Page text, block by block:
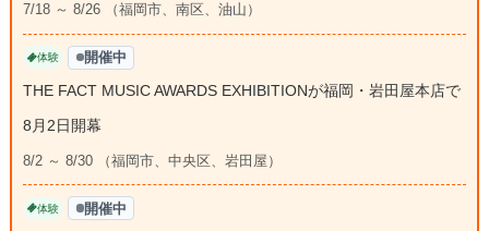
7/18 ～ 8/26 （福岡市、南区、油山）
体験 開催中
THE FACT MUSIC AWARDS EXHIBITIONが福岡・岩田屋本店で
8月2日開幕
8/2 ～ 8/30 （福岡市、中央区、岩田屋）
体験 開催中